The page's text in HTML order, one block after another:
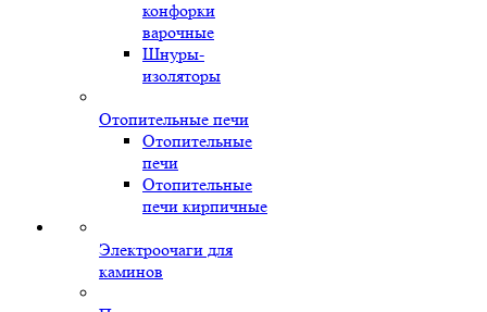
конфорки
варочные
Шнуры-
изоляторы
Отопительные печи
Отопительные
печи
Отопительные
печи кирпичные
Электроочаги для
каминов